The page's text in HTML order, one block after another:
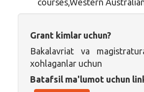
Grant kimlar uchun?
Bakalavriat va
xohlaganlar uchun
Batafsil ma'lumot uchun